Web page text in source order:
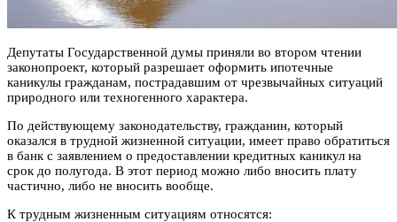
Депутаты Государственной думы приняли во втором чтении
законопроект, который разрешает оформить ипотечные
каникулы гражданам, пострадавшим от чрезвычайных ситуаций
природного или техногенного характера.
По действующему законодательству, гражданин, который
оказался в трудной жизненной ситуации, имеет право обратиться
в банк с заявлением о предоставлении кредитных каникул на
срок до полугода. В этот период можно либо вносить плату
частично, либо не вносить вообще.
К трудным жизненным ситуациям относятся: